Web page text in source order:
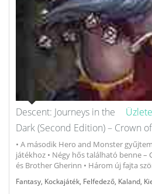
Descent: Journeys in the
Dark (Second Edition) – Crown
• A második Hero and Monster
játékhoz • Négy hős található benne –
és Brother Gherinn • Három új fajta
Fantasy Kockajáték Felfedező Kaland